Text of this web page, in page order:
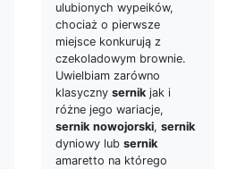
ulubionych wypeików,
chociaż o pierwsze
miejsce konkurują z
czekoladowym brownie.
Uwielbiam zarówno
klasyczny sernikjak i
różne jego wariacje,
sernik nowojorski, sernik
dyniowy lub sernik
amaretto na którego